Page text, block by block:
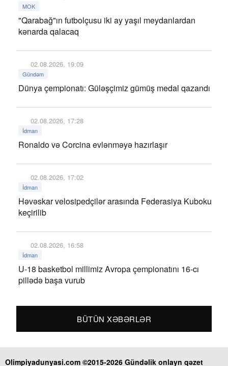
MOK
"Qarabağ"ın futbolçusu iki ay yaşıl meydanlardan
kənarda qalacaq
02.08.2026, 19:09
Gündəm
Dünya çempionatı: Güləşçimiz gümüş medal qazandı
02.08.2026, 17:28
İdman
Ronaldo və Corcina evlənməyə hazırlaşır
02.08.2026, 17:02
İdman
Həvəskar velosipedçilər arasında Federasiya Kuboku
keçirilib
02.08.2026, 16:58
İdman
U-18 basketbol millimiz Avropa çempionatını 16-cı
pillədə başa vurub
BÜTÜN XƏBƏRLƏR
Olimpiyadunyasi.com ©2015-2026 Gündəlik onlayn qəzet